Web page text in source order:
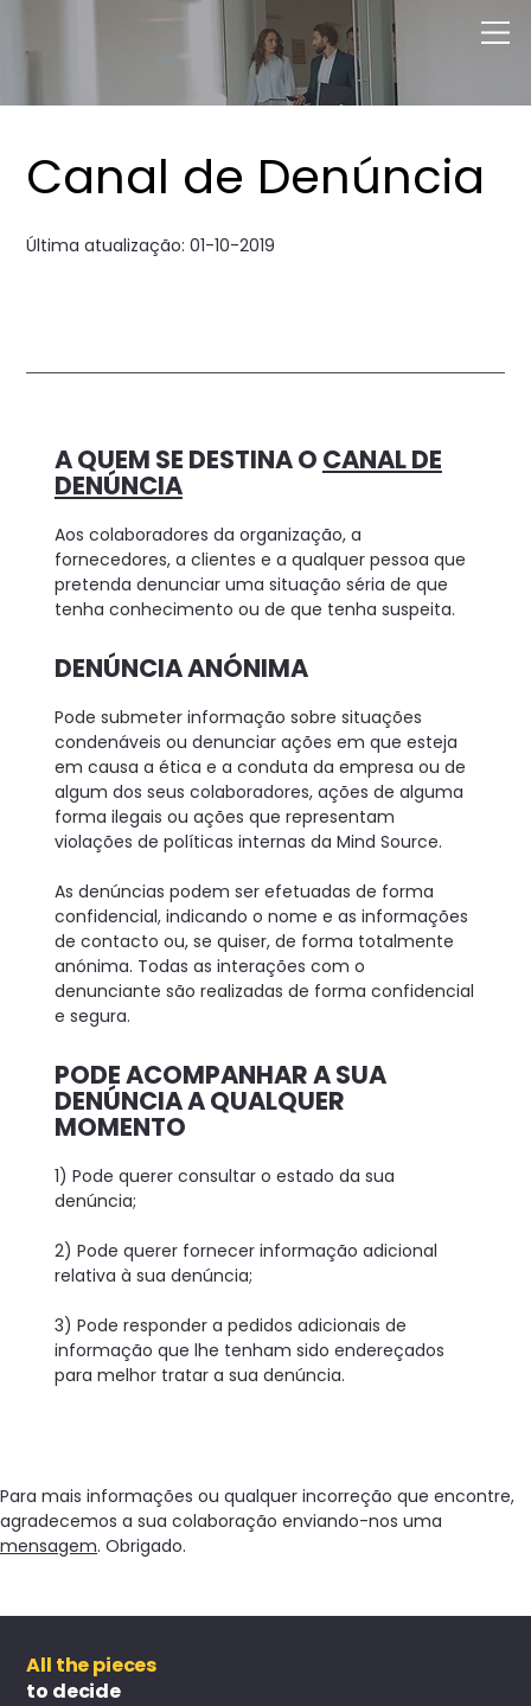
Para mais informações ou qualquer incorreção que encontre,
agradecemos a sua colaboração enviando-nos uma
mensagem. Obrigado.
Canal de Denúncia
Última atualização: 01-10-2019
A QUEM SE DESTINA O CANAL DE
DENÚNCIA
Aos colaboradores da organização, a
fornecedores, a clientes e a qualquer pessoa que
pretenda denunciar uma situação séria de que
tenha conhecimento ou de que tenha suspeita.
DENÚNCIA ANÓNIMA
Pode submeter informação sobre situações
condenáveis ou denunciar ações em que esteja
em causa a ética e a conduta da empresa ou de
algum dos seus colaboradores, ações de alguma
forma ilegais ou ações que representam
violações de políticas internas da Mind Source.
As denúncias podem ser efetuadas de forma
confidencial, indicando o nome e as informações
de contacto ou, se quiser, de forma totalmente
anónima. Todas as interações com o
denunciante são realizadas de forma confidencial
e segura.
PODE ACOMPANHAR A SUA
DENÚNCIA A QUALQUER
MOMENTO
1) Pode querer consultar o estado da sua
denúncia;
2) Pode querer fornecer informação adicional
relativa à sua denúncia;
3) Pode responder a pedidos adicionais de
informação que lhe tenham sido endereçados
para melhor tratar a sua denúncia.
All the pieces
to decide